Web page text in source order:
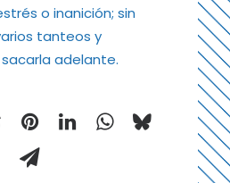
o inanición; sin
tanteos y
adelante.